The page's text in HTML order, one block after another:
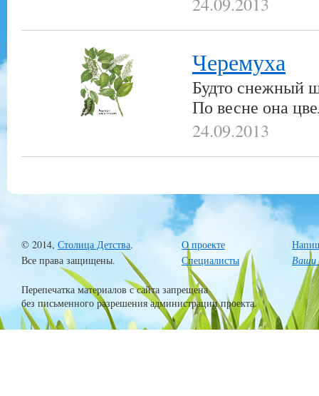
Черемуха
Будто снежный
По весне она
24.09.2013
© 2014, Столица Детства.
Все права защищены.
О проекте
Специалисты
Ваши
Перепечатка материалов с сайта запрещена
без письменного разрешения администрации проекта.